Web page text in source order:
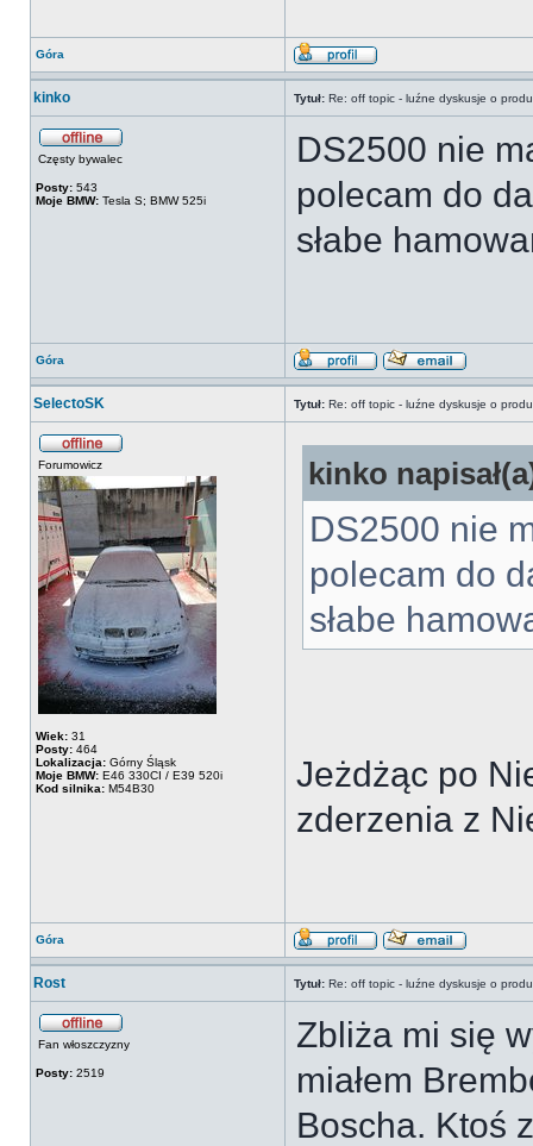
Góra
kinko Tytuł: Re: off topic - luźne dyskusje o
Częsty bywalec
Posty: 543
Moje BMW: Tesla S; BMW 525i
DS2500 nie
polecam do
słabe
Góra
SelectoSK Tytuł: Re: off topic - luźne dyskusje o
Forumowicz
Wiek: 31
Posty: 464
Lokalizacja: Górny Śląsk
Moje BMW: E46 330CI / E39 520i
Kod silnika: M54B30
kinko
DS2500 nie
polecam do
słabe
Jeżdżąc po
zderzenia z
Góra
Rost Tytuł: Re: off topic - luźne dyskusje o
Fan włoszczyzny
Posty: 2519
Zbliża mi się
miałem
Boscha. Ktoś